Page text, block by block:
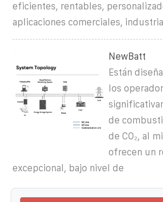
eficientes, rentables,
aplicaciones comerciales,
NewBatt
Están
los
de
de CO₂, al
ofrecen un
excepcional, bajo nivel de